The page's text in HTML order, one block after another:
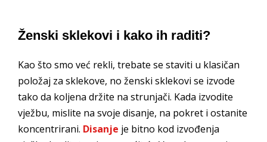
Ženski sklekovi i kako ih raditi?
Kao što smo već rekli, trebate se staviti u klasičan
položaj za sklekove, no ženski sklekovi se izvode
tako da koljena držite na strunjači. Kada izvodite
vježbu, mislite na svoje disanje, na pokret i ostanite
koncentrirani. Disanje je bitno kod izvođenja